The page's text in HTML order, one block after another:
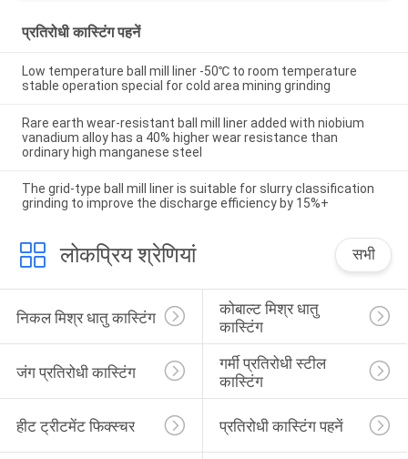
प्रतिरोधी कास्टिंग पहनें
Low temperature ball mill liner -50℃ to room temperature
stable operation special for cold area mining grinding
Rare earth wear-resistant ball mill liner added with niobium
vanadium alloy has a 40% higher wear resistance than
ordinary high manganese steel
The grid-type ball mill liner is suitable for slurry classification
grinding to improve the discharge efficiency by 15%+
लोकप्रिय श्रेणियां सभी
निकल मिश्र धातु कास्टिंग
कोबाल्ट मिश्र धातु
कास्टिंग
जंग प्रतिरोधी कास्टिंग
गर्मी प्रतिरोधी स्टील
कास्टिंग
हीट ट्रीटमेंट फिक्स्चर प्रतिरोधी कास्टिंग पहनें